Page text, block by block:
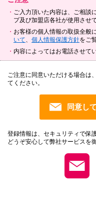
ご入力頂いた内容は、ご相談
プ及び加盟店各社が使用させ
お客様の個人情報の取扱全般
いて
個人情報保護方針をご
内容によってはお電話させて
ご注意に同意いただける場合は
てください。
登録情報は、セキュリティで保
どうぞ安心して弊社サービスを